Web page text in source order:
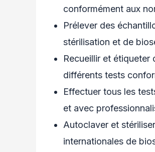
conformément aux
Prélever des
stérilisation et de
Recueillir et étiqueter
différents tests
Effectuer tous les
et avec
Autoclaver et
internationales de